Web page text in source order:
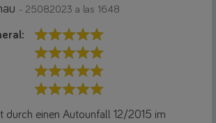
- 25.08.2023 a las 16:48
durch einen Autounfall 12/2015 im